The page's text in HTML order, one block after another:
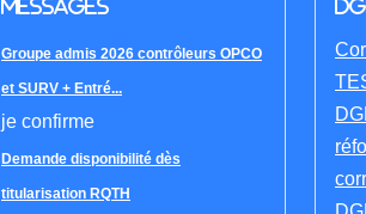
messages
Groupe admis 2026 contrôleurs OPCO
et SURV + Entré...
je confirme
Demande disponibilité dès
titularisation RQTH